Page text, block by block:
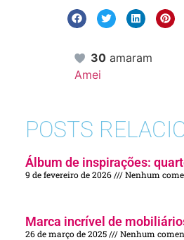
30 amaram
Amei
POSTS
Álbum de inspirações:
9 de fevereiro de 2026 Nenhum
Marca incrível de
26 de março de 2025 Nenhum